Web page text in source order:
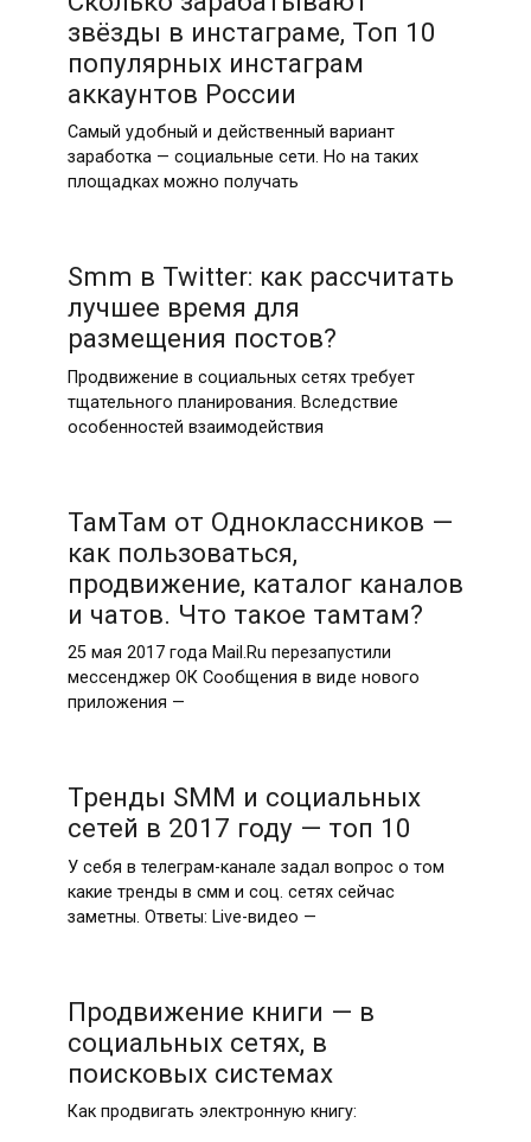
звёзды в инстаграме, Топ 10
популярных инстаграм
аккаунтов России
Самый удобный и действенный вариант
заработка — социальные сети. Но на таких
площадках можно получать
Smm в Twitter: как рассчитать
лучшее время для
размещения постов?
Продвижение в социальных сетях требует
тщательного планирования. Вследствие
особенностей взаимодействия
ТамТам от Одноклассников —
как пользоваться,
продвижение, каталог каналов
и чатов. Что такое тамтам?
25 мая 2017 года Mail.Ru перезапустили
мессенджер ОК Сообщения в виде нового
приложения —
Тренды SMM и социальных
сетей в 2017 году — топ 10
У себя в телеграм-канале задал вопрос о том
какие тренды в смм и соц. сетях сейчас
заметны. Ответы: Live-видео —
Продвижение книги — в
социальных сетях, в
поисковых системах
Как продвигать электронную книгу: